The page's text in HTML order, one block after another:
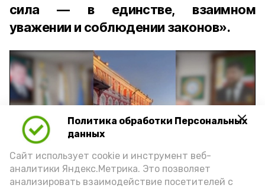
Политика обработки Персональных
данных
Сайт использует cookie и инструмент веб-
аналитики Яндекс.Метрика. Это позволяет
анализировать взаимодействие посетителей с
сила — в единстве, взаимном
уважении и соблюдении законов».
Play
Video